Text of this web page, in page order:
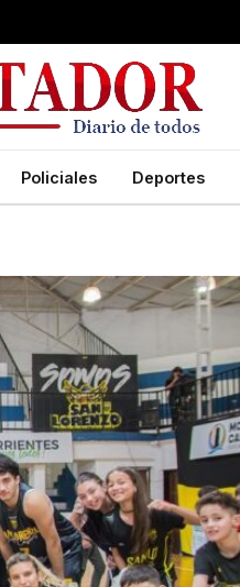
Policiales Deportes